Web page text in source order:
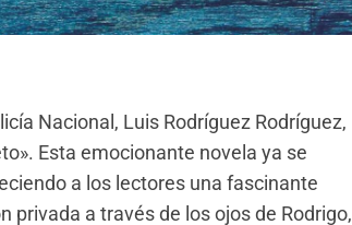
Nacional, Luis Rodríguez Rodríguez,
Esta emocionante novela ya se
a los lectores una fascinante
privada a través de los ojos de Rodrigo,